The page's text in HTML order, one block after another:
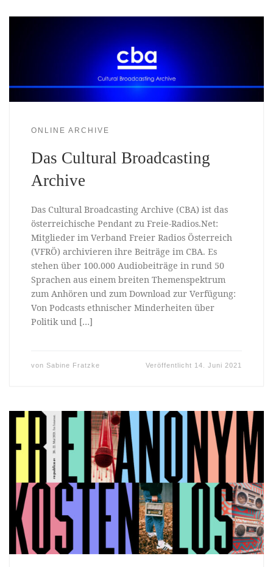
ONLINE ARCHIVE
Das Cultural Broadcasting
Archive
Das Cultural Broadcasting Archive (CBA) ist das
österreichische Pendant zu Freie-Radios.Net:
Mitglieder im Verband Freier Radios Österreich
(VFRÖ) archivieren ihre Beiträge im CBA. Es
stehen über 100.000 Audiobeiträge in rund 50
Sprachen aus einem breiten Themenspektrum
zum Anhören und zum Download zur Verfügung:
Von Podcasts ethnischer Minderheiten über
Politik und […]
von Sabine Fratzke Veröffentlicht 14. Juni 2021